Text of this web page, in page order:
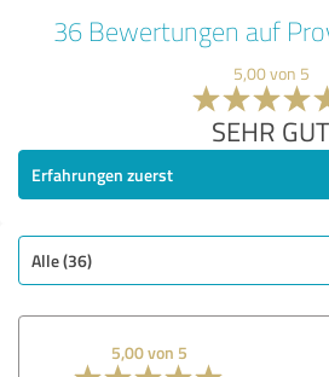
36 Bewertungen auf
5,00 von 5
SEHR GUT
Erfahrungen zuerst
Alle (36)
5,00 von 5